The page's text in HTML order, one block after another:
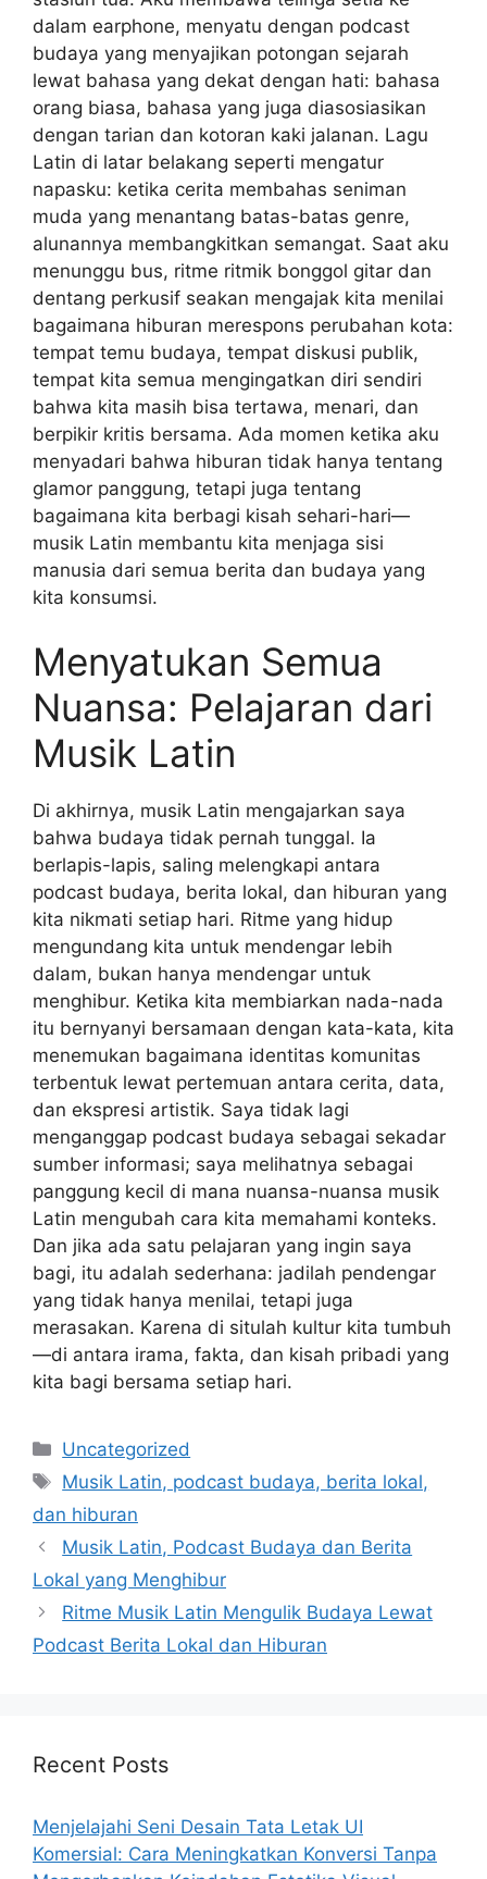
dalam earphone, menyatu dengan podcast
budaya yang menyajikan potongan sejarah
lewat bahasa yang dekat dengan hati: bahasa
orang biasa, bahasa yang juga diasosiasikan
dengan tarian dan kotoran kaki jalanan. Lagu
Latin di latar belakang seperti mengatur
napasku: ketika cerita membahas seniman
muda yang menantang batas-batas genre,
alunannya membangkitkan semangat. Saat aku
menunggu bus, ritme ritmik bonggol gitar dan
dentang perkusif seakan mengajak kita menilai
bagaimana hiburan merespons perubahan kota:
tempat temu budaya, tempat diskusi publik,
tempat kita semua mengingatkan diri sendiri
bahwa kita masih bisa tertawa, menari, dan
berpikir kritis bersama. Ada momen ketika aku
menyadari bahwa hiburan tidak hanya tentang
glamor panggung, tetapi juga tentang
bagaimana kita berbagi kisah sehari-hari—
musik Latin membantu kita menjaga sisi
manusia dari semua berita dan budaya yang
kita konsumsi.
Menyatukan Semua
Nuansa: Pelajaran dari
Musik Latin
Di akhirnya, musik Latin mengajarkan saya
bahwa budaya tidak pernah tunggal. Ia
berlapis-lapis, saling melengkapi antara
podcast budaya, berita lokal, dan hiburan yang
kita nikmati setiap hari. Ritme yang hidup
mengundang kita untuk mendengar lebih
dalam, bukan hanya mendengar untuk
menghibur. Ketika kita membiarkan nada-nada
itu bernyanyi bersamaan dengan kata-kata, kita
menemukan bagaimana identitas komunitas
terbentuk lewat pertemuan antara cerita, data,
dan ekspresi artistik. Saya tidak lagi
menganggap podcast budaya sebagai sekadar
sumber informasi; saya melihatnya sebagai
panggung kecil di mana nuansa-nuansa musik
Latin mengubah cara kita memahami konteks.
Dan jika ada satu pelajaran yang ingin saya
bagi, itu adalah sederhana: jadilah pendengar
yang tidak hanya menilai, tetapi juga
merasakan. Karena di situlah kultur kita tumbuh
—di antara irama, fakta, dan kisah pribadi yang
kita bagi bersama setiap hari.
Categories
Uncategorized
Tags
Musik Latin, podcast budaya, berita lokal,
dan hiburan
Musik Latin, Podcast Budaya dan Berita
Lokal yang Menghibur
Ritme Musik Latin Mengulik Budaya Lewat
Podcast Berita Lokal dan Hiburan
Recent Posts
Menjelajahi Seni Desain Tata Letak UI
Komersial: Cara Meningkatkan Konversi Tanpa